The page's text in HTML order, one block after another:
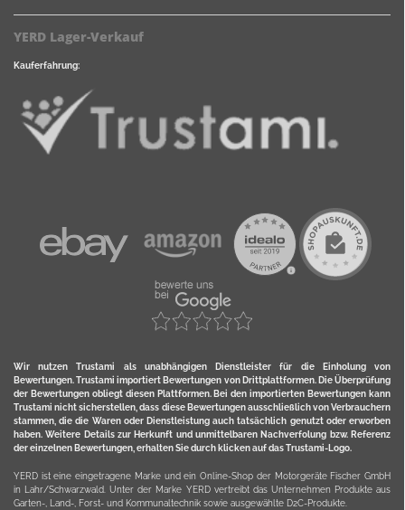
YERD Lager-Verkauf
Kauferfahrung:
Wir nutzen Trustami als unabhängigen Dienstleister für die Einholung von
Bewertungen. Trustami importiert Bewertungen von Drittplattformen. Die Überprüfung
der Bewertungen obliegt diesen Plattformen. Bei den importierten Bewertungen kann
Trustami nicht sicherstellen, dass diese Bewertungen ausschließlich von Verbrauchern
stammen, die die Waren oder Dienstleistung auch tatsächlich genutzt oder erworben
haben. Weitere Details zur Herkunft und unmittelbaren Nachverfolung bzw. Referenz
der einzelnen Bewertungen, erhalten Sie durch klicken auf das Trustami-Logo.
YERD ist eine eingetragene Marke und ein Online-Shop der Motorgeräte Fischer GmbH
in Lahr/Schwarzwald. Unter der Marke YERD vertreibt das Unternehmen Produkte aus
Garten-, Land-, Forst- und Kommunaltechnik sowie ausgewählte D2C-Produkte.